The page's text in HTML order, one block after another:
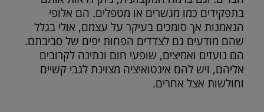
בתפקידים כמו מגשרים או מטפלים. הם אלופי
הנאמנות אך סומכים בעיקר על עצמם, אולי בגלל
שהם מודעים גם לצדדים הפחות יפים של סביבתם.
הם נועזים ואמיצים, שופעי חום ונתינה לקרובים
אליהם, ויש להם אינטואיציה מצוינת לגבי קשיים
וחולשות אצל אחרים.